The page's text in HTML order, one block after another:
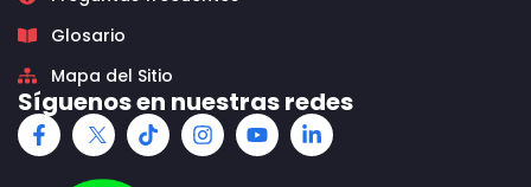
Glosario
Mapa del Sitio
Síguenos en nuestras redes